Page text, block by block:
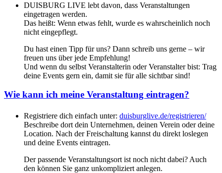
DUISBURG LIVE lebt davon, dass Veranstaltungen
eingetragen werden.
Das heißt: Wenn etwas fehlt, wurde es wahrscheinlich noch
nicht eingepflegt.
Du hast einen Tipp für uns? Dann schreib uns gerne – wir
freuen uns über jede Empfehlung!
Und wenn du selbst Veranstalterin oder Veranstalter bist: Trag
deine Events gern ein, damit sie für alle sichtbar sind!
Wie kann ich meine Veranstaltung eintragen?
Registriere dich einfach unter: duisburglive.de/registrieren/
Beschreibe dort dein Unternehmen, deinen Verein oder deine
Location. Nach der Freischaltung kannst du direkt loslegen
und deine Events eintragen.
Der passende Veranstaltungsort ist noch nicht dabei? Auch
den können Sie ganz unkompliziert anlegen.